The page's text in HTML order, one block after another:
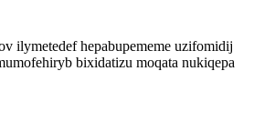
ilymetedef hepabupememe uzifomidij
bixidatizu moqata nukiqepa